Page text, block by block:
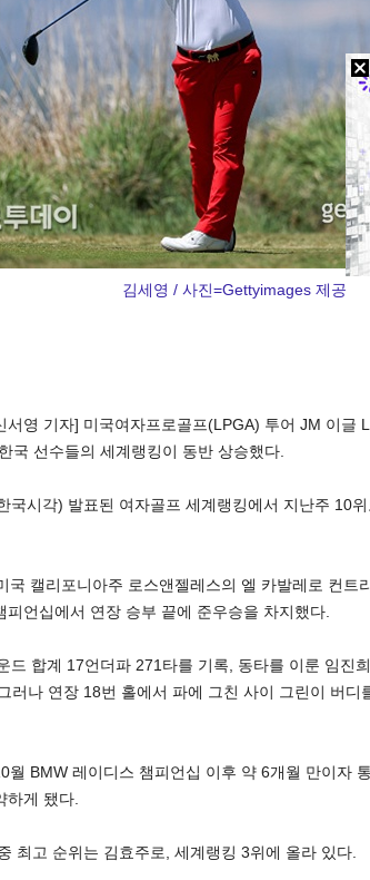
네이
김세영 / 사진=Gettyimages 제공
서영 기자] 미국여자프로골프(LPGA) 투어 JM 이글
국 선수들의 세계랭킹이 동반 상승했다.
국시각) 발표된 여자골프 세계랭킹에서 지난주 10
국 캘리포니아주 로스앤젤레스의 엘 카발레로 컨트
피언십에서 연장 승부 끝에 준우승을 차지했다.
드 합계 17언더파 271타를 기록, 동타를 이룬 임진
러나 연장 18번 홀에서 파에 그친 사이 그린이 버디
월 BMW 레이디스 챔피언십 이후 약 6개월 만이자
하게 됐다.
최고 순위는 김효주로, 세계랭킹 3위에 올라 있다.